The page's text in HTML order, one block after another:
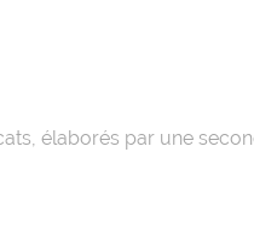
élaborés par une